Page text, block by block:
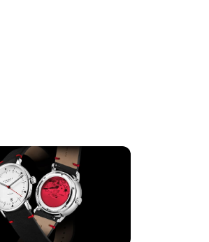
SIE AUCH INTERESSIEREN: